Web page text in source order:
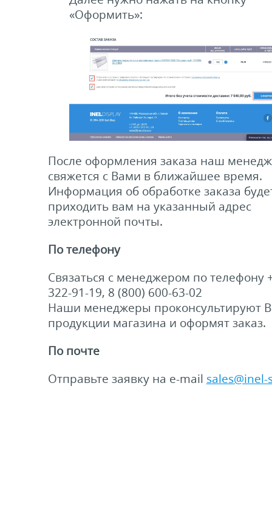
«Оформить»:
После оформления заказа наш
свяжется с Вами в ближайшее время.
Информация об обработке заказа
приходить вам на указанный адрес
электронной почты.
По телефону
Связаться с менеджером по телефону
322-91-19, 8 (800) 600-63-02
Наши менеджеры проконсультируют
продукции магазина и оформят заказ.
По почте
Отправьте заявку на e-mail